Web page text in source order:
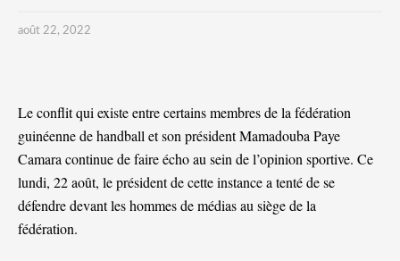
août 22, 2022
Le conflit qui existe entre certains membres de la fédération
guinéenne de handball et son président Mamadouba Paye
Camara continue de faire écho au sein de l’opinion sportive. Ce
lundi, 22 août, le président de cette instance a tenté de se
défendre devant les hommes de médias au siège de la
fédération.